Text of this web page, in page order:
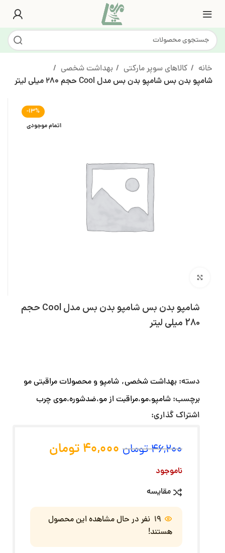
خانه کالاهای سوپر مارکتی
بهداشت شخصی
شامپو بدن بس شامپو بدن بس مدل Cool حجم 280 میلی لیتر
-13%
اتمام موجودی
شامپو بدن بس شامپو بدن بس مدل Cool حجم
280 میلی لیتر
دسته: بهداشت شخصی, شامپو و محصولات مراقبتی مو
برچسب: شامپو،مو،مراقبت از مو،ضدشوره،موی چرب
اشتراک گذاری:
46,200تومان 40,000 تومان
ناموجود
مقایسه
19 نفر در حال مشاهده این محصول
هستند!